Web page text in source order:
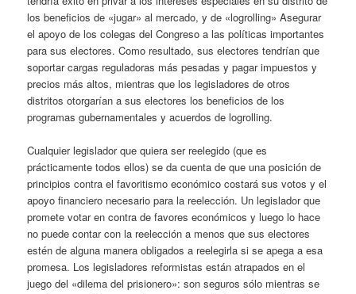
los beneficios de «jugar» al mercado, y de «logrolling» Asegurar
el apoyo de los colegas del Congreso a las políticas importantes
para sus electores. Como resultado, sus electores tendrían que
soportar cargas reguladoras más pesadas y pagar impuestos y
precios más altos, mientras que los legisladores de otros
distritos otorgarían a sus electores los beneficios de los
programas gubernamentales y acuerdos de logrolling.
Cualquier legislador que quiera ser reelegido (que es
prácticamente todos ellos) se da cuenta de que una posición de
principios contra el favoritismo económico costará sus votos y el
apoyo financiero necesario para la reelección. Un legislador que
promete votar en contra de favores económicos y luego lo hace
no puede contar con la reelección a menos que sus electores
estén de alguna manera obligados a reelegirla si se apega a esa
promesa. Los legisladores reformistas están atrapados en el
juego del «dilema del prisionero»: son seguros sólo mientras se